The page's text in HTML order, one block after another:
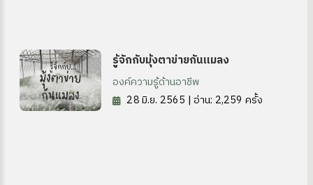
รู้จักกับมุ้งตาข่ายกันแมลง
องค์ความรู้ด้านอาชีพ
28 มิ.ย. 2565 | อ่าน: 2,259 ครั้ง